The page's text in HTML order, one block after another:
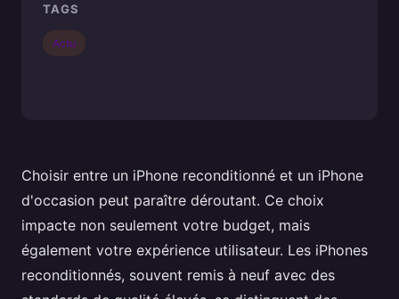
Choisir entre un iPhone reconditionné et un iPhone
d'occasion peut paraître déroutant. Ce choix
impacte non seulement votre budget, mais
également votre expérience utilisateur. Les iPhones
reconditionnés, souvent remis à neuf avec des
TAGS
Actu